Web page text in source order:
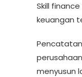
Skill
keuangan
menyusun